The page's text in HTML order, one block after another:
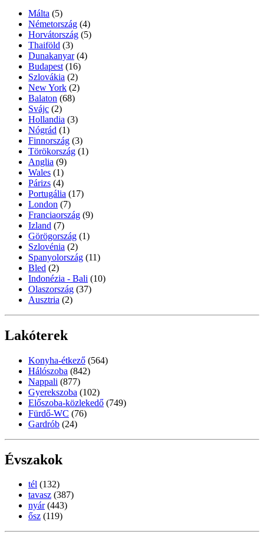
Málta (5)
Németország (4)
Horvátország (5)
Thaiföld (3)
Dunakanyar (4)
Budapest (16)
Szlovákia (2)
New York (2)
Balaton (68)
Svájc (2)
Hollandia (3)
Nógrád (1)
Finnország (3)
Törökország (1)
Anglia (9)
Wales (1)
Párizs (4)
Portugália (17)
London (7)
Franciaország (9)
Izland (7)
Görögország (1)
Szlovénia (2)
Spanyolország (11)
Bled (2)
Indonézia - Bali (10)
Olaszország (37)
Ausztria (2)
Lakóterek
Konyha-étkező (564)
Hálószoba (842)
Nappali (877)
Gyerekszoba (102)
Előszoba-közlekedő (749)
Fürdő-WC (76)
Gardrób (24)
Évszakok
tél (132)
tavasz (387)
nyár (443)
ősz (119)